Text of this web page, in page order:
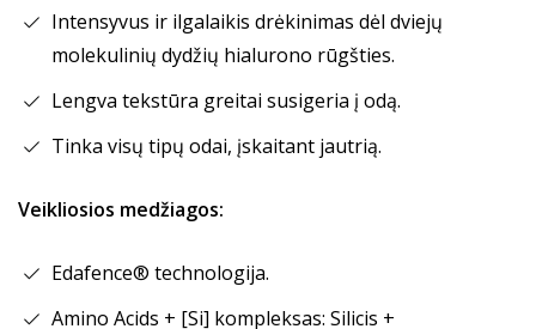
Intensyvus ir ilgalaikis drėkinimas dėl dviejų
molekulinių dydžių hialurono rūgšties.
Lengva tekstūra greitai susigeria į odą.
Tinka visų tipų odai, įskaitant jautrią.
Veikliosios medžiagos:
Edafence® technologija.
Amino Acids + [Si] kompleksas: Silicis +